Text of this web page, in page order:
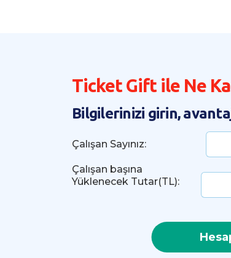
Ticket Gift ile Ne
Bilgilerinizi girin,
Çalışan Sayınız:
Çalışan başına
Yüklenecek Tutar(TL):